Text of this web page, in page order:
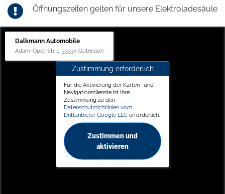
Öffnungszeiten gelten für unsere Elektroladesäule
Dalkmann Automobile
Adam-Opel-Str. 1, 33334 Gütersloh
Zustimmung erforderlich
Für die Aktivierung der Karten- und
Navigationsdienste ist Ihre
Zustimmung zu den
Datenschutzrichtlinien vom
Drittanbieter Google LLC erforderlich.
Zustimmen und
aktivieren